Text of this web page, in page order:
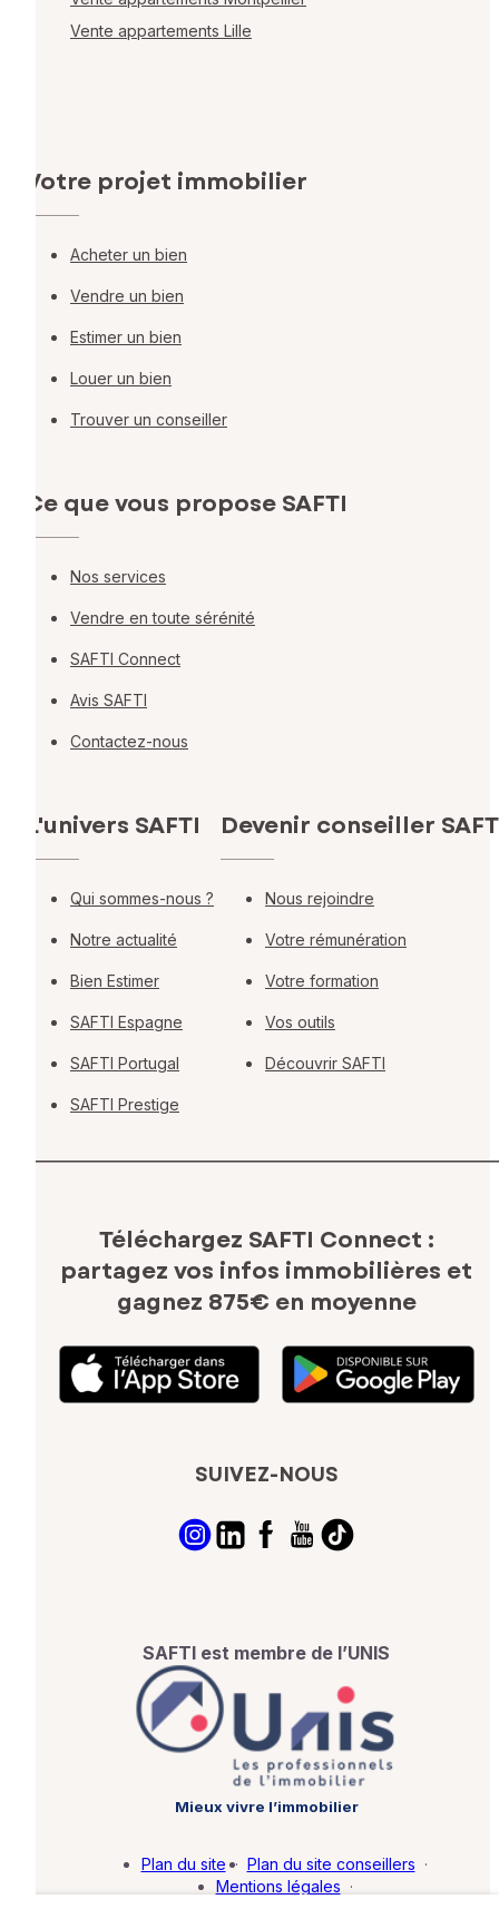
Vente appartements Lille
Votre projet immobilier
Acheter un bien
Vendre un bien
Estimer un bien
Louer un bien
Trouver un conseiller
Ce que vous propose SAFTI
Nos services
Vendre en toute sérénité
SAFTI Connect
Avis SAFTI
Contactez-nous
L'univers SAFTI
Qui sommes-nous ?
Notre actualité
Bien Estimer
SAFTI Espagne
SAFTI Portugal
SAFTI Prestige
Devenir conseiller
Nous rejoindre
Votre rémunération
Votre formation
Vos outils
Découvrir SAFTI
Téléchargez SAFTI Connect :
partagez vos infos immobilières et
gagnez 875€ en moyenne
SUIVEZ-NOUS
SAFTI est membre de l’UNIS
Mieux vivre l’immobilier
Plan du site · Plan du site conseillers ·
Mentions légales ·